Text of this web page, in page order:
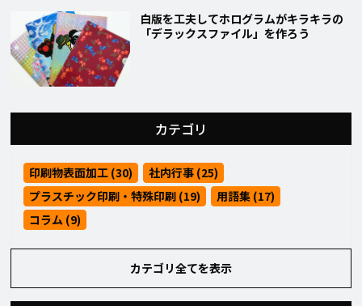
白版を工夫してホログラムがキラキラの
「デラックスファイル」を作ろう
カテゴリ
印刷物表面加工 (30)
社内行事 (25)
プラスチック印刷・特殊印刷 (19)
用語集 (17)
コラム (9)
カテゴリ全てを表示